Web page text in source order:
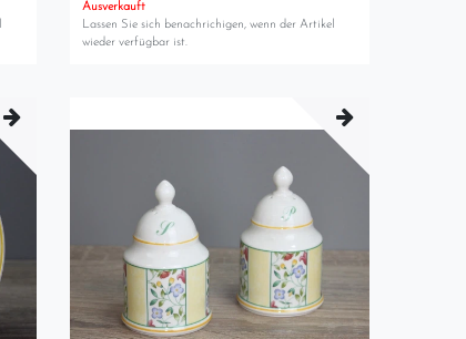
Ausverkauft
Lassen Sie sich benachrichigen, wenn der Artikel
wieder verfügbar ist.